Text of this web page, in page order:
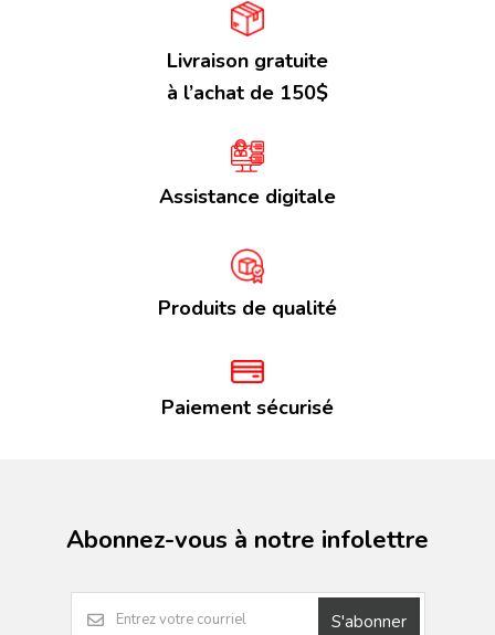
Livraison gratuite
à l’achat de 150$
Assistance digitale
Produits de qualité
Paiement sécurisé
Abonnez-vous à notre infolettre
S'abonner